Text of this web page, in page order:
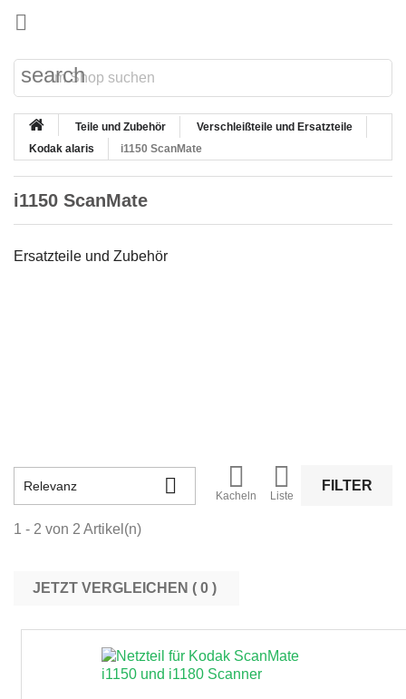

search
Teile und Zubehör
Verschleißteile und Ersatzteile
Kodak alaris
i1150 ScanMate
i1150 ScanMate
Ersatzteile und Zubehör
Relevanz  
Kacheln

Liste
FILTER
1 - 2 von 2 Artikel(n)
JETZT VERGLEICHEN ( 0